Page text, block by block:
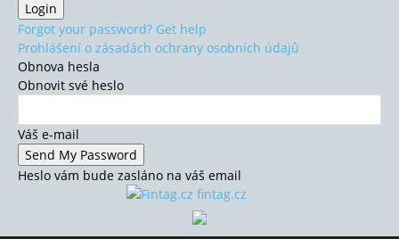
Forgot your password? Get help
Prohlášení o zásadách ochrany osobních údajů
Obnova hesla
Obnovit své heslo
Váš e-mail
Heslo vám bude zasláno na váš email
fintag.cz